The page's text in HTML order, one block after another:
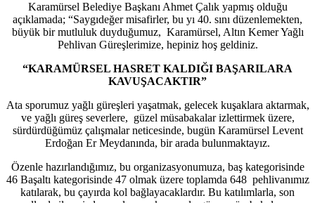
Karamürsel Belediye Başkanı Ahmet Çalık yapmış olduğu
açıklamada; “Saygıdeğer misafirler, bu yı 40. sını düzenlemekten,
büyük bir mutluluk duyduğumuz, Karamürsel, Altın Kemer Yağlı
Pehlivan Güreşlerimize, hepiniz hoş geldiniz.
“KARAMÜRSEL HASRET KALDIĞI BAŞARILARA
KAVUŞACAKTIR”
Ata sporumuz yağlı güreşleri yaşatmak, gelecek kuşaklara aktarmak,
ve yağlı güreş severlere, güzel müsabakalar izlettirmek üzere,
sürdürdüğümüz çalışmalar neticesinde, bugün Karamürsel Levent
Erdoğan Er Meydanında, bir arada bulunmaktayız.
Özenle hazırlandığımız, bu organizasyonumuza, baş kategorisinde
46 Başaltı kategorisinde 47 olmak üzere toplamda 648 pehlivanımız
katılarak, bu çayırda kol bağlayacaklardır. Bu katılımlarla, son